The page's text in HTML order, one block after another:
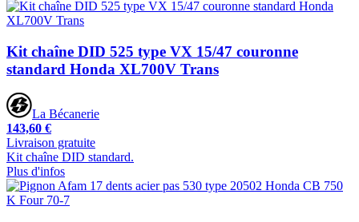
Kit chaîne DID 525 type VX 15/47 couronne
standard Honda XL700V Trans
La Bécanerie
143,60 €
Livraison gratuite
Kit chaîne DID standard.
Plus d'infos